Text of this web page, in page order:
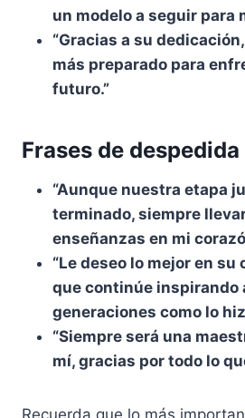
un modelo a seguir para
“Gracias a su
más preparado para
futuro.”
Frases de
“Aunque nuestra etapa
terminado, siempre
enseñanzas en mi
“Le deseo lo mejor en su
que continúe inspirando
generaciones como lo
“Siempre será una
mí, gracias por todo lo